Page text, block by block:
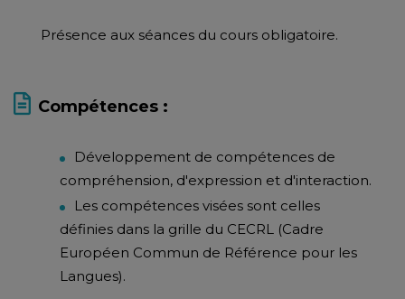
Présence aux séances du cours obligatoire.
Compétences :
Développement de compétences de
compréhension, d'expression et d'interaction.
Les compétences visées sont celles
définies dans la grille du CECRL (Cadre
Européen Commun de Référence pour les
Langues).